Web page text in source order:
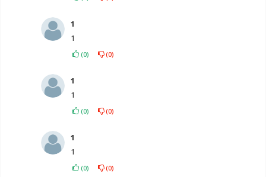
1
1
(0) (0)
1
1
(0) (0)
1
1
(0) (0)